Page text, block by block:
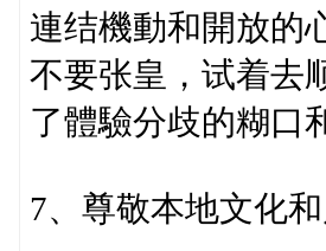
連结機動和開放的
不要张皇，试着去
了體驗分歧的糊口
7、尊敬本地文化